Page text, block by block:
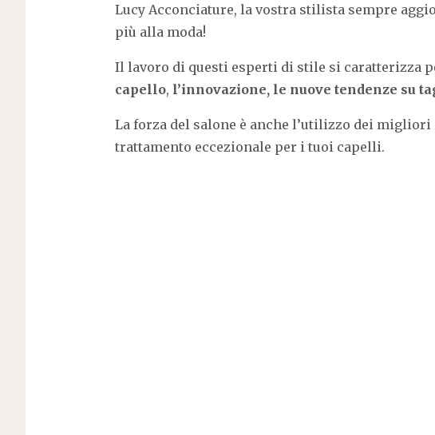
Lucy Acconciature, la vostra stilista sempre
più alla moda!
Il lavoro di questi esperti di stile si caratterizza
capello, l’innovazione, le nuove tendenze su
La forza del salone è anche l’utilizzo dei
trattamento eccezionale per i tuoi capelli.